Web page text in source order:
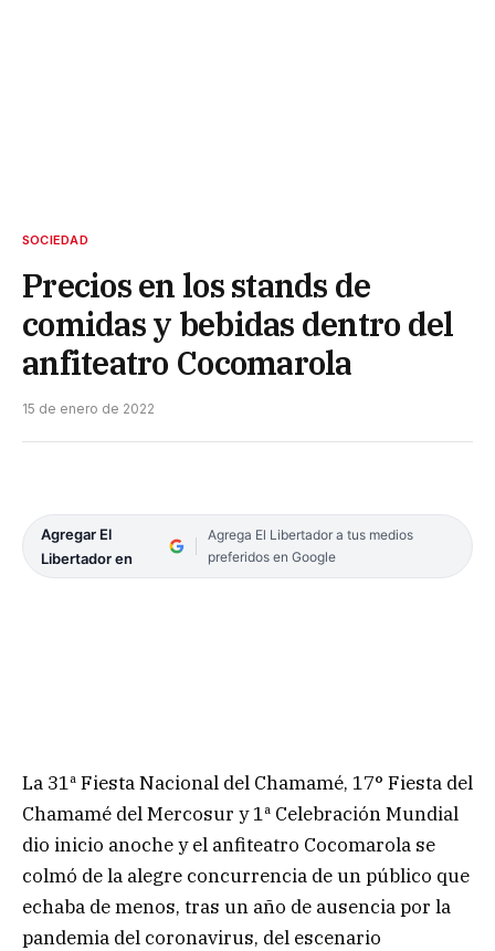
SOCIEDAD
Precios en los stands de
comidas y bebidas dentro del
anfiteatro Cocomarola
15 de enero de 2022
Agregar El
Libertador en
Agrega El Libertador a tus medios
preferidos en Google
La 31ª Fiesta Nacional del Chamamé, 17° Fiesta del
Chamamé del Mercosur y 1ª Celebración Mundial
dio inicio anoche y el anfiteatro Cocomarola se
colmó de la alegre concurrencia de un público que
echaba de menos, tras un año de ausencia por la
pandemia del coronavirus, del escenario